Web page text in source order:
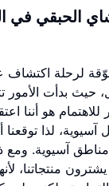
الحبقي في
لرحلة اكتشاف
حيث بدأت
هو أننا
لذا توقعنا
آسيوية. ومع
يشترون منتجاتنا،